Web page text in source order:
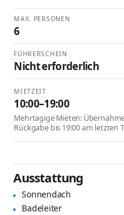
MAX. PERSONEN
6
FÜHRERSCHEIN
Nicht erforderlich
MIETZEIT
10:00–19:00
Mehrtagige Mieten:
Rückgabe bis 19:00 am letzten
Ausstattung
Sonnendach
Badeleiter